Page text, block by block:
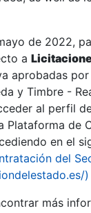
de 2022,
a
aprobadas
y Timbre -
al perfil
Plataforma de
en el
del
)
más